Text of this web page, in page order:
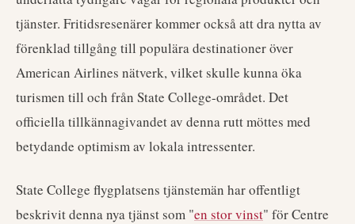
tjänster. Fritidsresenärer kommer också att dra nytta av
förenklad tillgång till populära destinationer över
American Airlines nätverk, vilket skulle kunna öka
turismen till och från State College-området. Det
officiella tillkännagivandet av denna rutt möttes med
betydande optimism av lokala intressenter.
State College flygplatsens tjänstemän har offentligt
beskrivit denna nya tjänst som "en stor vinst" för Centre